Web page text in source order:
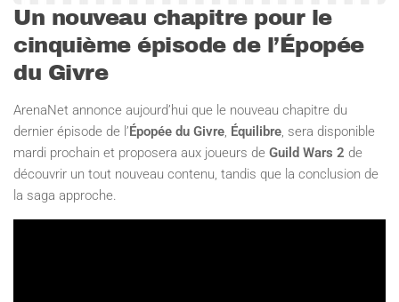
Un nouveau chapitre pour le
cinquième épisode de l’Épopée
du Givre
ArenaNet annonce aujourd’hui que le nouveau chapitre du
dernier épisode de l’Épopée du Givre, Équilibre, sera disponible
mardi prochain et proposera aux joueurs de Guild Wars 2 de
découvrir un tout nouveau contenu, tandis que la conclusion de
la saga approche.